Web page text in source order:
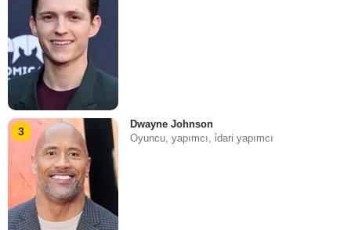
3
Dwayne Johnson
Oyuncu, yapımcı, i̇dari yapımcı